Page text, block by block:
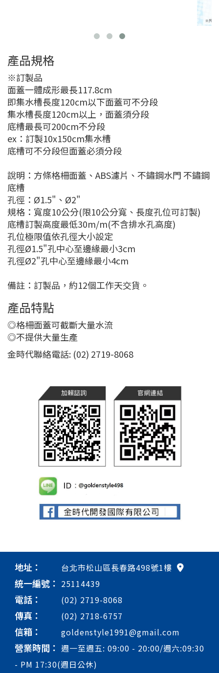
產品規格
※訂製品
面蓋一體成形最長117.8cm
即集水槽長度120cm以下面蓋可不分段
集水槽長度120cm以上，面蓋須分段
底槽最長可200cm不分段
ex：訂製10x150cm集水槽
底槽可不分段但面蓋必須分段
說明：方條格柵面蓋、ABS濾片、不鏽鋼水門 不鏽鋼
底槽
孔徑：Ø1.5"、Ø2"
規格：寬度10公分(限10公分寬、長度孔位可訂製)
底槽訂製高度最低30m/m(不含排水孔高度)
孔位極限值依孔徑大小設定
孔徑Ø 1.5"孔中心至邊緣最小3cm
孔徑Ø 2"孔中心至邊緣最小4cm
備註：訂製品，約12個工作天交貨。
產品特點
◎格柵面蓋可截斷大量水流
◎不提供大量生產
金時代聯絡電話: (02) 2719-8068
地址： 台北市松山區長春路498號1樓
統一編號： 25114439
電話： (02) 2719-8068
傳真： (02) 2718-6757
信箱： goldenstyle1991@gmail.com
營業時間： 週一至週五: 09:00 - 20:00/週六:09:30
- PM 17:30(週日公休)